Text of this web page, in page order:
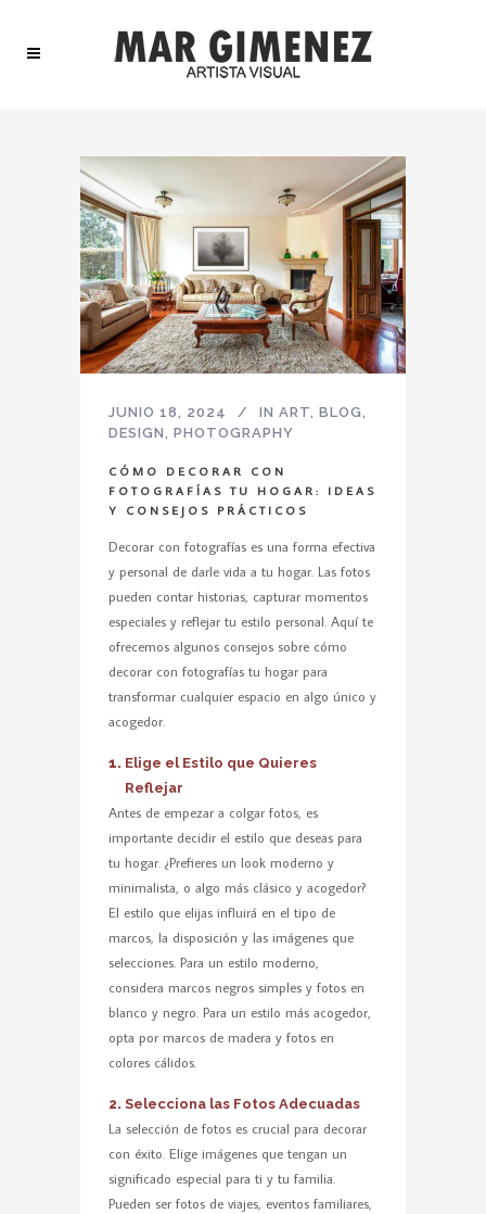
JUNIO 18, 2024 IN ART, BLOG ,
DESIGN , PHOTOGRAPHY
CÓMO DECORAR CON
FOTOGRAFÍAS TU HOGAR: IDEAS
Y CONSEJOS PRÁCTICOS
Decorar con fotografías es una forma efectiva
y personal de darle vida a tu hogar. Las fotos
pueden contar historias, capturar momentos
especiales y reflejar tu estilo personal. Aquí te
ofrecemos algunos consejos sobre cómo
decorar con fotografías tu hogar para
transformar cualquier espacio en algo único y
acogedor.
Elige el Estilo que Quieres
Reflejar
Antes de empezar a colgar fotos, es
importante decidir el estilo que deseas para
tu hogar. ¿Prefieres un look moderno y
minimalista, o algo más clásico y acogedor?
El estilo que elijas influirá en el tipo de
marcos, la disposición y las imágenes que
selecciones. Para un estilo moderno,
considera marcos negros simples y fotos en
blanco y negro. Para un estilo más acogedor,
opta por marcos de madera y fotos en
colores cálidos.
Selecciona las Fotos Adecuadas
La selección de fotos es crucial para decorar
con éxito. Elige imágenes que tengan un
significado especial para ti y tu familia.
Pueden ser fotos de viajes, eventos familiares,